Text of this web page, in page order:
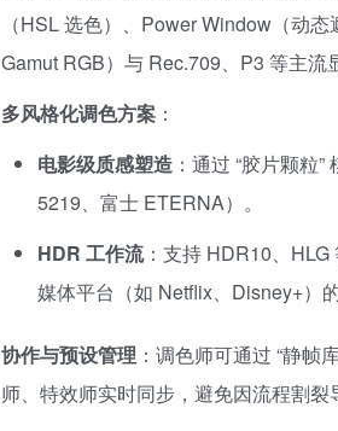
（HSL 选色）、Power Window（动
Gamut RGB）与 Rec.709、P3 等主流
多风格化调色方案 ：
电影级质感塑造 ：通过 “胶片颗粒
5219、富士 ETERNA）。
HDR 工作流：支持 HDR10、
媒体平台（如 Netflix、Disney+）
协作与预设管理 ：调色师可通过 “静
师、特效师实时同步，避免因流程割裂